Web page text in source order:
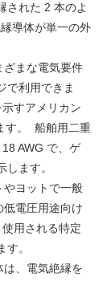
された 2 本のよ
導体が単一の外
ざまな電気要件
で利用できま
すアメリカン
す。 船舶用二重
AWG で、ゲ
ます。
やヨットで一般
電圧用途向け
用される特定
。
、電気絶縁を